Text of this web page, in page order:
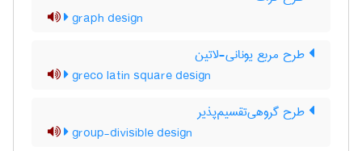
graph design
طرح مربع یونانی-لاتین
greco latin square design
طرح گروهی‌تقسیم‌پذیر
group-divisible design